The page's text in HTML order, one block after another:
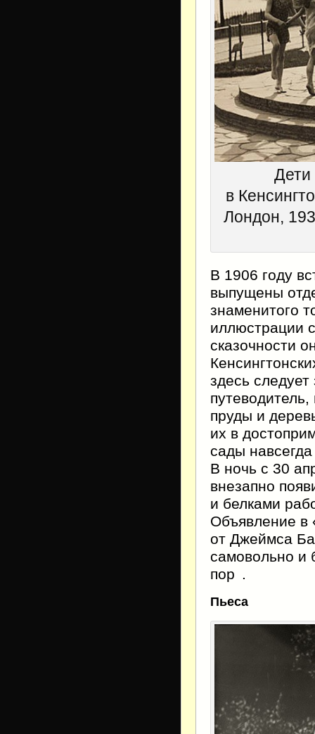
Дети
в
Лондон,
В 1906 году
выпущены
знаменитого
иллюстрации
сказочности
здесь
пруды и
их в
сады
В ночь с 30
внезапно
и белками
Объявление в
от Джеймса
самовольно и
пор .
Пьеса